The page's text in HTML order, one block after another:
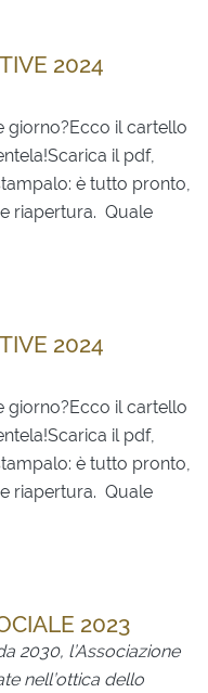
2024
giorno?Ecco il cartello
il pdf,
è tutto pronto,
riapertura. Quale
2024
giorno?Ecco il cartello
il pdf,
è tutto pronto,
riapertura. Quale
2023
2030, l’Associazione
nell’ottica dello